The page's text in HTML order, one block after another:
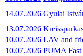
14.07.2026 Gyulai
13.07.2026
10.07.2026 LAV and
10.07.2026 PUMA Fast